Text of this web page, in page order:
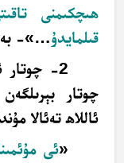
ھىچكىمنى
قىلمايدۇ…»-
2- چوتار
چوتار
ئاللاھ تەئالا
«ئى